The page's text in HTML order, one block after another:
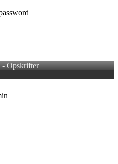
- Opskrifter